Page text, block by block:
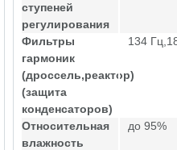
ступеней
регулирования
Фильтры
гармоник
(дроссель,реактор)
(защита
конденсаторов)
134
Относительная
влажность
до 95%